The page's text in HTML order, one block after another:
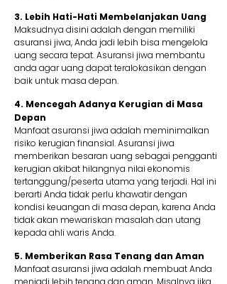
3. Lebih Hati-Hati Membelanjakan Uang
Maksudnya disini adalah dengan memiliki
asuransi jiwa, Anda jadi lebih bisa mengelola
uang secara tepat. Asuransi jiwa membantu
anda agar uang dapat teralokasikan dengan
baik untuk masa depan.
4. Mencegah Adanya Kerugian di Masa
Depan
Manfaat asuransi jiwa adalah meminimalkan
risiko kerugian finansial. Asuransi jiwa
memberikan besaran uang sebagai pengganti
kerugian akibat hilangnya nilai ekonomis
tertanggung/peserta utama yang terjadi. Hal ini
berarti Anda tidak perlu khawatir dengan
kondisi keuangan di masa depan, karena Anda
tidak akan mewariskan masalah dan utang
kepada ahli waris Anda.
5. Memberikan Rasa Tenang dan Aman
Manfaat asuransi jiwa adalah membuat Anda
menjadi lebih tenang dan aman. Misalnya jika